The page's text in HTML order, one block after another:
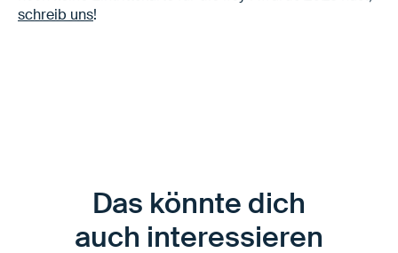
schreib uns!
Das könnte dich
auch interessieren